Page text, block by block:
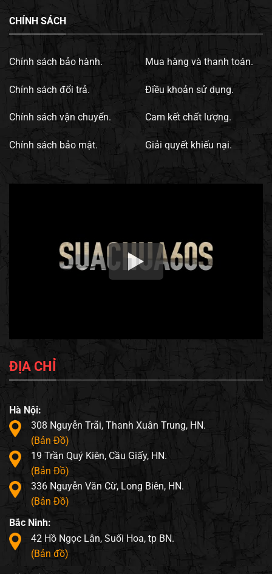
CHÍNH SÁCH
Chính sách bảo hành.
Chính sách đổi trả.
Chính sách vận chuyển.
Chính sách bảo mật.
Mua hàng và thanh toán.
Điều khoản sử dụng.
Cam kết chất lượng.
Giải quyết khiếu nại.
ĐỊA CHỈ
Hà Nội:
308 Nguyễn Trãi, Thanh Xuân Trung, HN.
(Bản Đồ)
19 Trần Quý Kiên, Cầu Giấy, HN.
(Bản Đồ)
336 Nguyễn Văn Cừ, Long Biên, HN.
(Bản Đồ)
Bắc Ninh:
42 Hồ Ngọc Lân, Suối Hoa, tp BN.
(Bản đồ)